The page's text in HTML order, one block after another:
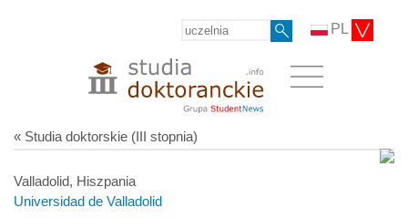
PL
« Studia doktorskie (III stopnia)
Valladolid, Hiszpania
Universidad de Valladolid